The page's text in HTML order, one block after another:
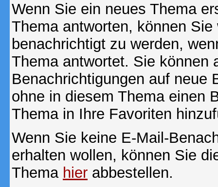
Wenn Sie ein neues Thema
Thema antworten, können
benachrichtigt zu werden,
Thema antwortet. Sie können
Benachrichtigungen auf neue
ohne in diesem Thema einen
Thema in Ihre Favoriten
Wenn Sie keine E-Mail-
erhalten wollen, können Sie
Thema hier abbestellen.